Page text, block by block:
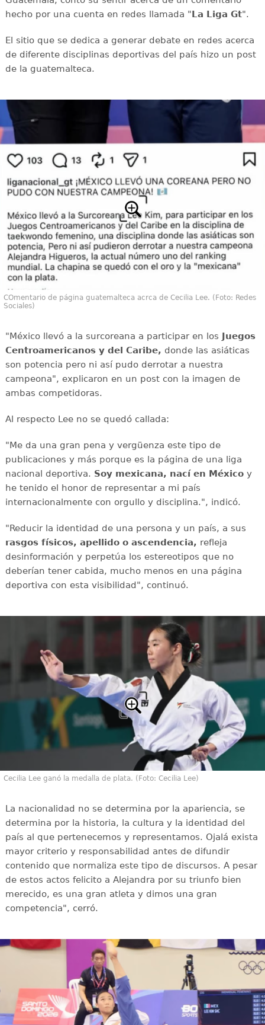
hecho por una cuenta en redes llamada "La Liga Gt".
El sitio que se dedica a generar debate en redes acerca
de diferente disciplinas deportivas del país hizo un post
de la guatemalteca.
COmentario de página guatemalteca acrca de Cecilia Lee. (Foto: Redes
Sociales)
"México llevó a la surcoreana a participar en los Juegos
Centroamericanos y del Caribe, donde las asiáticas
son potencia pero ni así pudo derrotar a nuestra
campeona", explicaron en un post con la imagen de
ambas competidoras.
Al respecto Lee no se quedó callada:
"Me da una gran pena y vergüenza este tipo de
publicaciones y más porque es la página de una liga
nacional deportiva. Soy mexicana, nací en Méxicoy
he tenido el honor de representar a mi país
internacionalmente con orgullo y disciplina.", indicó.
"Reducir la identidad de una persona y un país, a sus
rasgos físicos, apellido o ascendencia, refleja
desinformación y perpetúa los estereotipos que no
deberían tener cabida, mucho menos en una página
deportiva con esta visibilidad", continuó.
Cecilia Lee ganó la medalla de plata. (Foto: Cecilia Lee)
La nacionalidad no se determina por la apariencia, se
determina por la historia, la cultura y la identidad del
país al que pertenecemos y representamos. Ojalá exista
mayor criterio y responsabilidad antes de difundir
contenido que normaliza este tipo de discursos. A pesar
de estos actos felicito a Alejandra por su triunfo bien
merecido, es una gran atleta y dimos una gran
competencia", cerró.